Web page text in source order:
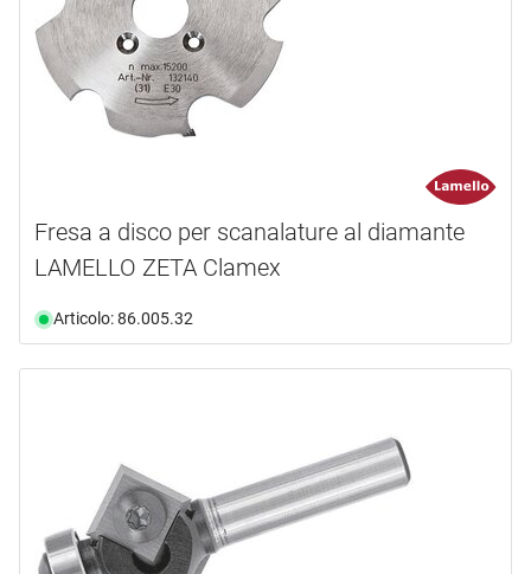
Fresa a disco per scanalature al diamante
LAMELLO ZETA Clamex
Articolo: 86.005.32